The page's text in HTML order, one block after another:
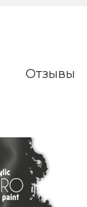
Отзывы